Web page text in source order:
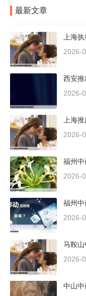
最新文章
上海
2026-
西安
2026-
上海
2026-
福州
2026-
福州
2026-
马鞍
2026-
中山